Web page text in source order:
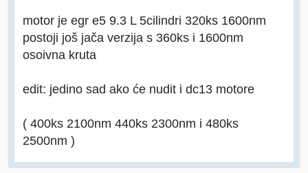
motor je egr e5 9.3 L 5cilindri 320ks 1600nm
postoji još jača verzija s 360ks i 1600nm
osoivna kruta
edit: jedino sad ako će nudit i dc13 motore
( 400ks 2100nm 440ks 2300nm i 480ks
2500nm )